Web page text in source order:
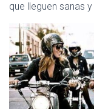
que lleguen sanas